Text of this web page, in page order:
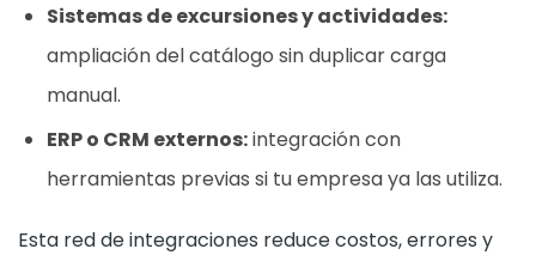
Sistemas de excursiones y actividades:
ampliación del catálogo sin duplicar carga
manual.
ERP o CRM externos:integración con
herramientas previas si tu empresa ya las utiliza.
Esta red de integraciones reduce costos, errores y